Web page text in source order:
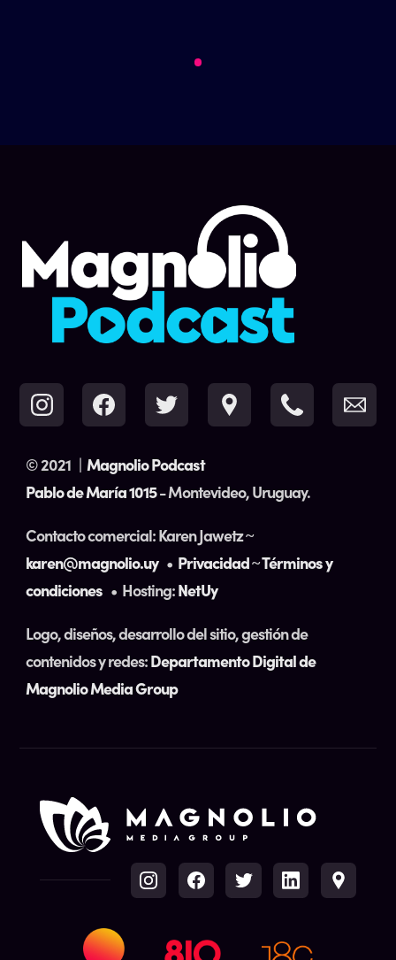
© 2021 |Magnolio Podcast
Pablo de María 1015- Montevideo, Uruguay.
Contacto comercial: Karen Jawetz ~
karen@magnolio.uy• Privacidad~Términos y
condiciones • Hosting:NetUy
Logo, diseños, desarrollo del sitio, gestión de
contenidos y redes:Departamento Digital de
Magnolio Media Group